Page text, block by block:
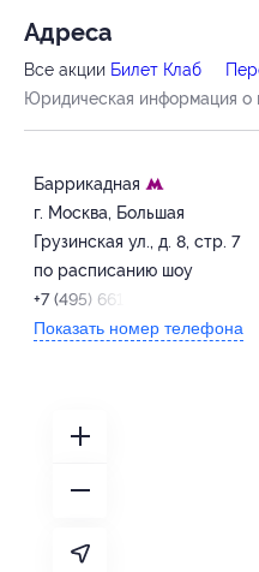
Адресa
Все акции Билет Клаб
Юридическая информация о
Баррикадная
г. Москва, Большая
Грузинская ул., д. 8, стр. 7
по расписанию шоу
+7 (495) 661-61-89
Показать номер телефона